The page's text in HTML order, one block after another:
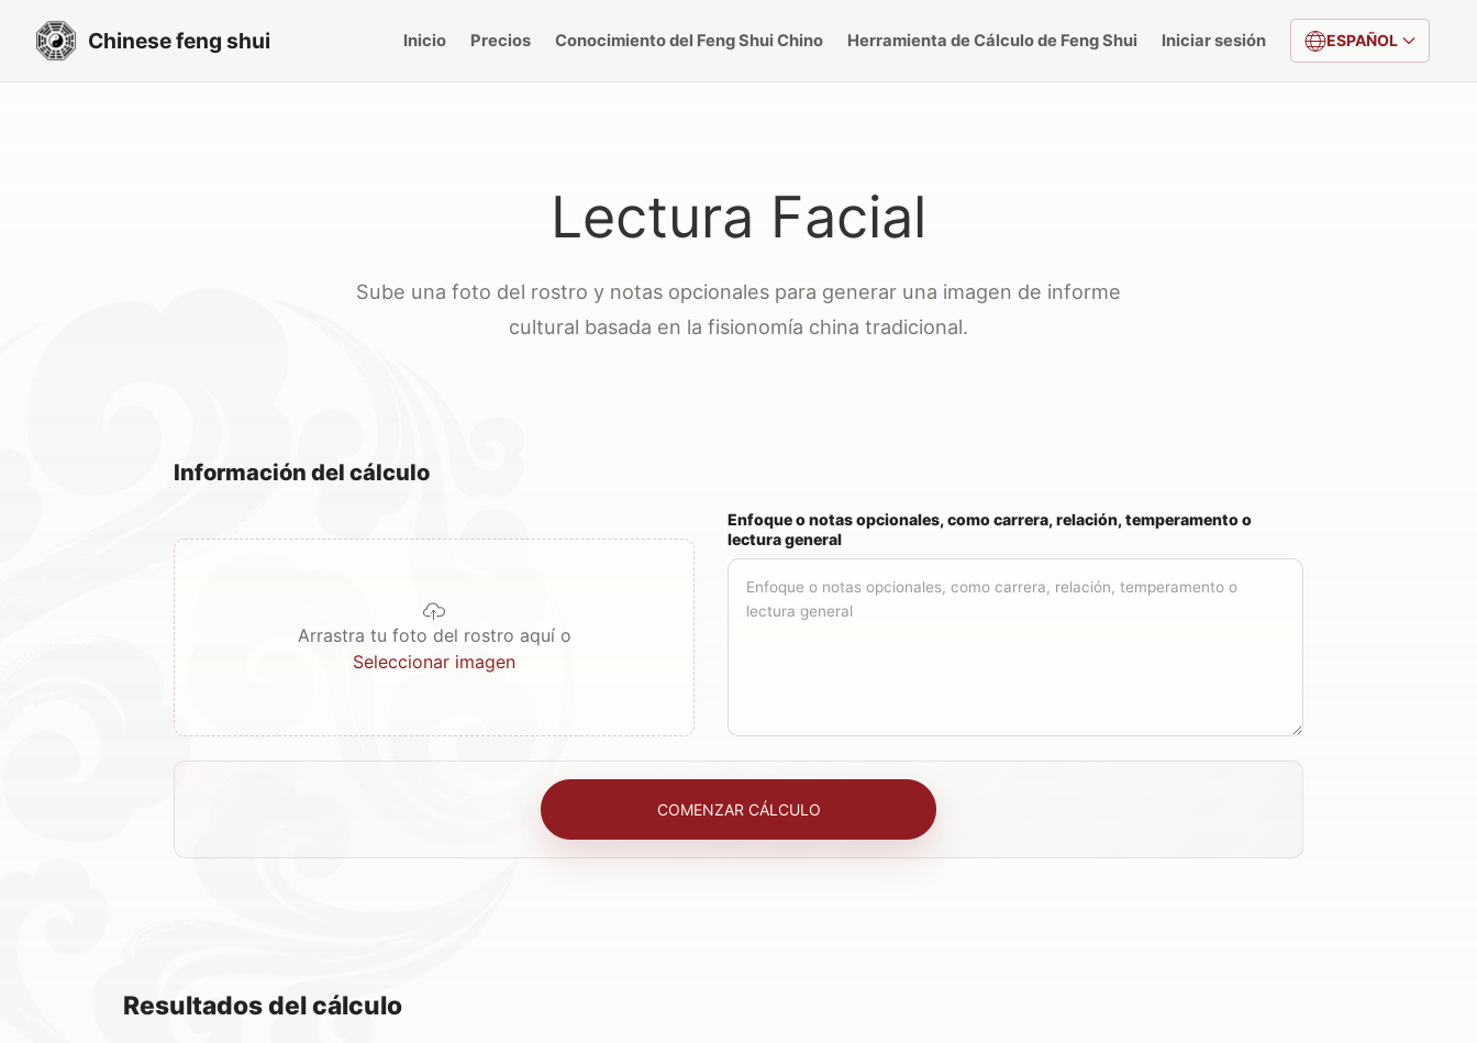
Chinese feng shui Inicio Precios Conocimiento del Feng Shui Chino Herramienta de Cálculo de Feng Shui Iniciar sesión ESPAÑOL
Lectura Facial
Sube una foto del rostro y notas opcionales para generar una imagen de informe
cultural basada en la fisionomía china tradicional.
Información del cálculo
Arrastra tu foto del rostro aquí o
Seleccionar imagen
Enfoque o notas opcionales, como carrera, relación, temperamento o
lectura general
COMENZAR CÁLCULO
Resultados del cálculo